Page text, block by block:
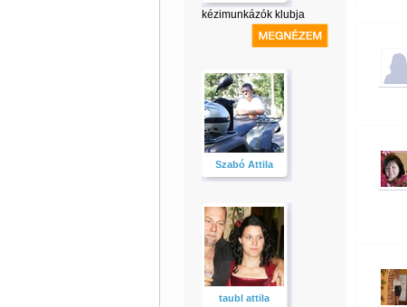
kézimunkázók klubja
Szabó Attila
taubl attila